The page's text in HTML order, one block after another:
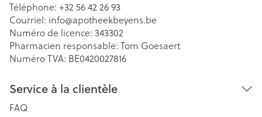
Téléphone: +32 56 42 26 93
Courriel: info@apotheekbeyens.be
Numéro de licence: 343302
Pharmacien responsable: Tom Goesaert
Numéro TVA: BE0420027816
Service à la clientèle
FAQ